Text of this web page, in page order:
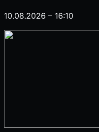
10.08.2026 – 16:10